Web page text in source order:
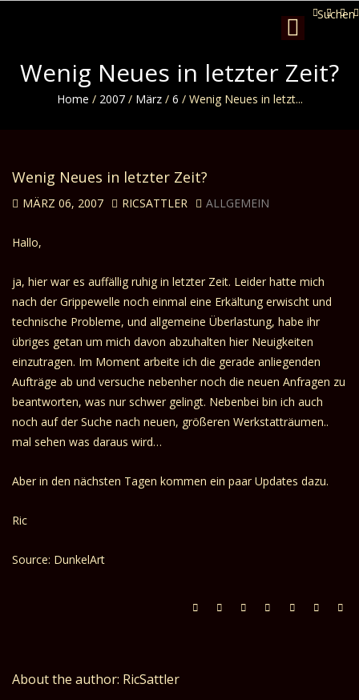
Suchen
Toggle
navigation
Wenig Neues in letzter Zeit?
Home / 2007 / März / 6 / Wenig Neues in letzt...
Wenig Neues in letzter Zeit?
MÄRZ 06, 2007 RICSATTLER ALLGEMEIN
Hallo,
ja, hier war es auffällig ruhig in letzter Zeit. Leider hatte mich
nach der Grippewelle noch einmal eine Erkältung erwischt und
technische Probleme, und allgemeine Überlastung, habe ihr
übriges getan um mich davon abzuhalten hier Neuigkeiten
einzutragen. Im Moment arbeite ich die gerade anliegenden
Aufträge ab und versuche nebenher noch die neuen Anfragen zu
beantworten, was nur schwer gelingt. Nebenbei bin ich auch
noch auf der Suche nach neuen, größeren Werkstatträumen..
mal sehen was daraus wird…
Aber in den nächsten Tagen kommen ein paar Updates dazu.
Ric
Source: DunkelArt
About the author: RicSattler